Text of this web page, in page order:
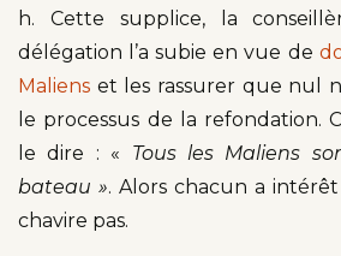
h. Cette supplice, la
délégation l’a subie en vue de
Maliens et les rassurer que nul
le processus de la refondation.
le dire : « Tous les Maliens
bateau ». Alors chacun a
chavire pas.